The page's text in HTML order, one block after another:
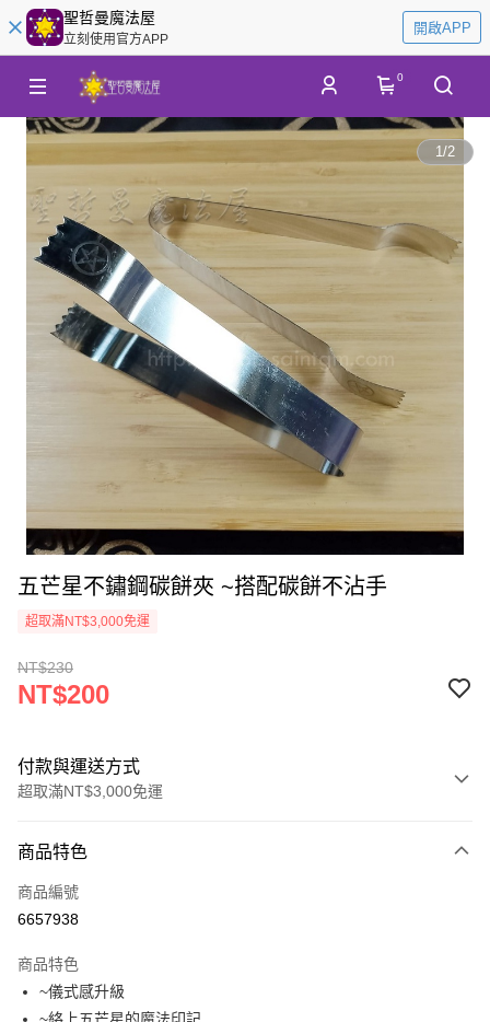
聖哲曼魔法屋
立刻使用官方APP
開啟APP
0
1/2
五芒星不鏽鋼碳餅夾 ~搭配碳餅不沾手
超取滿NT$3,000免運
NT$230
NT$200
付款與運送方式
超取滿NT$3,000免運
信用卡一次付款
超商取貨付款
Apple Pay
商品特色
商品編號
6657938
商品特色
~儀式感升級